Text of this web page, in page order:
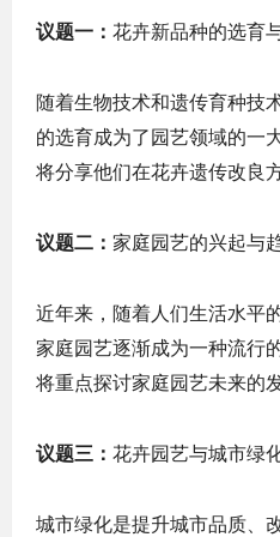
议题一： 花卉新品种的选育
随着生物技术和遗传育种技
的选育成为了园艺领域的一
将分享他们在花卉遗传改良
议题二： 家庭园艺的兴起与
近年来，随着人们生活水平
家庭园艺逐渐成为一种流行
将重点探讨家庭园艺未来的
议题三： 花卉园艺与城市绿
城市绿化是提升城市品质、